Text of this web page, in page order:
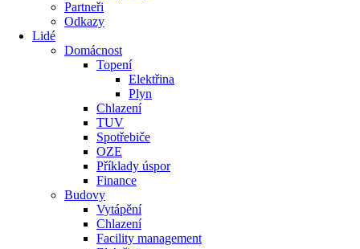
Partneři
Odkazy
Lidé
Domácnost
Topení
Elektřina
Plyn
Chlazení
TUV
Spotřebiče
OZE
Příklady úspor
Finance
Budovy
Vytápění
Chlazení
Facility management